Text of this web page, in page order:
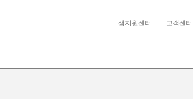
샘지원센터 고객센터